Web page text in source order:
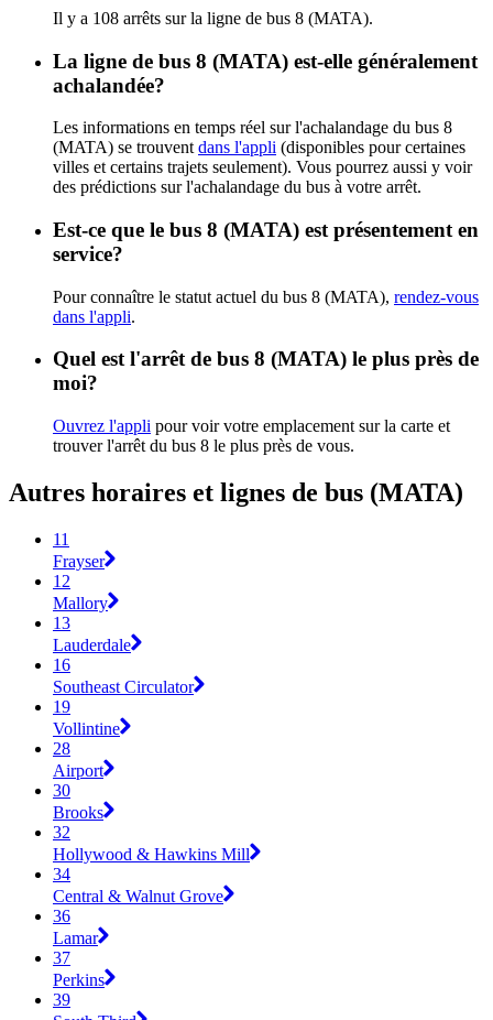
Il y a 108 arrêts sur la ligne de bus 8 (MATA).
La ligne de bus 8 (MATA) est-elle généralement
achalandée?
Les informations en temps réel sur l'achalandage du bus 8
(MATA) se trouvent dans l'appli (disponibles pour certaines
villes et certains trajets seulement). Vous pourrez aussi y voir
des prédictions sur l'achalandage du bus à votre arrêt.
Est-ce que le bus 8 (MATA) est présentement en
service?
Pour connaître le statut actuel du bus 8 (MATA), rendez-vous
dans l'appli.
Quel est l'arrêt de bus 8 (MATA) le plus près de
moi?
Ouvrez l'appli pour voir votre emplacement sur la carte et
trouver l'arrêt du bus 8 le plus près de vous.
Autres horaires et lignes de bus (MATA)
11
Frayser
12
Mallory
13
Lauderdale
16
Southeast Circulator
19
Vollintine
28
Airport
30
Brooks
32
Hollywood & Hawkins Mill
34
Central & Walnut Grove
36
Lamar
37
Perkins
39